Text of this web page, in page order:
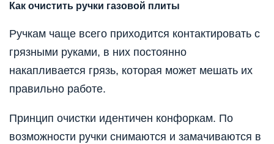
Как очистить ручки газовой плиты
Ручкам чаще всего приходится контактировать с
грязными руками, в них постоянно
накапливается грязь, которая может мешать их
правильно работе.
Принцип очистки идентичен конфоркам. По
возможности ручки снимаются и замачиваются в